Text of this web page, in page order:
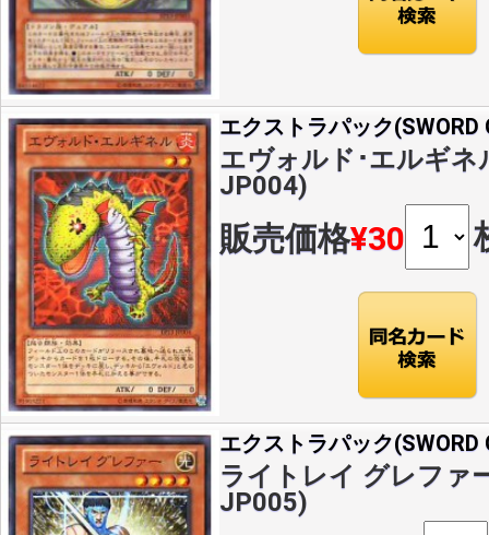
エクストラパック(SWORD
エヴォルド･エルギネ
JP004)
販売価格¥30
エクストラパック(SWORD
ライトレイ グレファ
JP005)